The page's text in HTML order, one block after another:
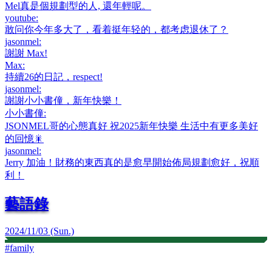
Mel真是個規劃型的人, 還年輕呢。
youtube:
敢问你今年多大了，看着挺年轻的，都考虑退休了？
jasonmel:
謝謝 Max!
Max:
持續26的日記，respect!
jasonmel:
謝謝小小書僮，新年快樂！
小小書僮:
JSONMEL哥的心態真好 祝2025新年快樂 生活中有更多美好
的回憶🎇
jasonmel:
Jerry 加油！財務的東西真的是愈早開始佈局規劃愈好，祝順
利！
藝語錄
2024/11/03 (Sun.)
#family